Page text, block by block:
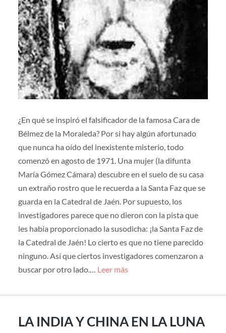
¿En qué se inspiró el falsificador de la famosa Cara de
Bélmez de la Moraleda? Por si hay algún afortunado
que nunca ha oído del inexistente misterio, todo
comenzó en agosto de 1971. Una mujer (la difunta
María Gómez Cámara) descubre en el suelo de su casa
un extraño rostro que le recuerda a la Santa Faz que se
guarda en la Catedral de Jaén. Por supuesto, los
investigadores parece que no dieron con la pista que
les había proporcionado la susodicha: ¡la Santa Faz de
la Catedral de Jaén! Lo cierto es que no tiene parecido
ninguno. Así que ciertos investigadores comenzaron a
buscar por otro lado.… Leer más
LA INDIA Y CHINA EN LA LUNA